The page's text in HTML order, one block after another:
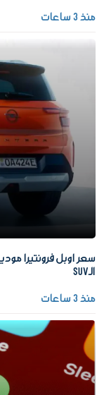
منذ 3 ساعات
الـSUV
منذ 3 ساعات